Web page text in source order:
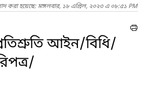
করা হয়েছে: মঙ্গলবার, ১৮ এপ্রিল, ২০২৩ এ ০৮:৫১ PM
আইন/বিধি/